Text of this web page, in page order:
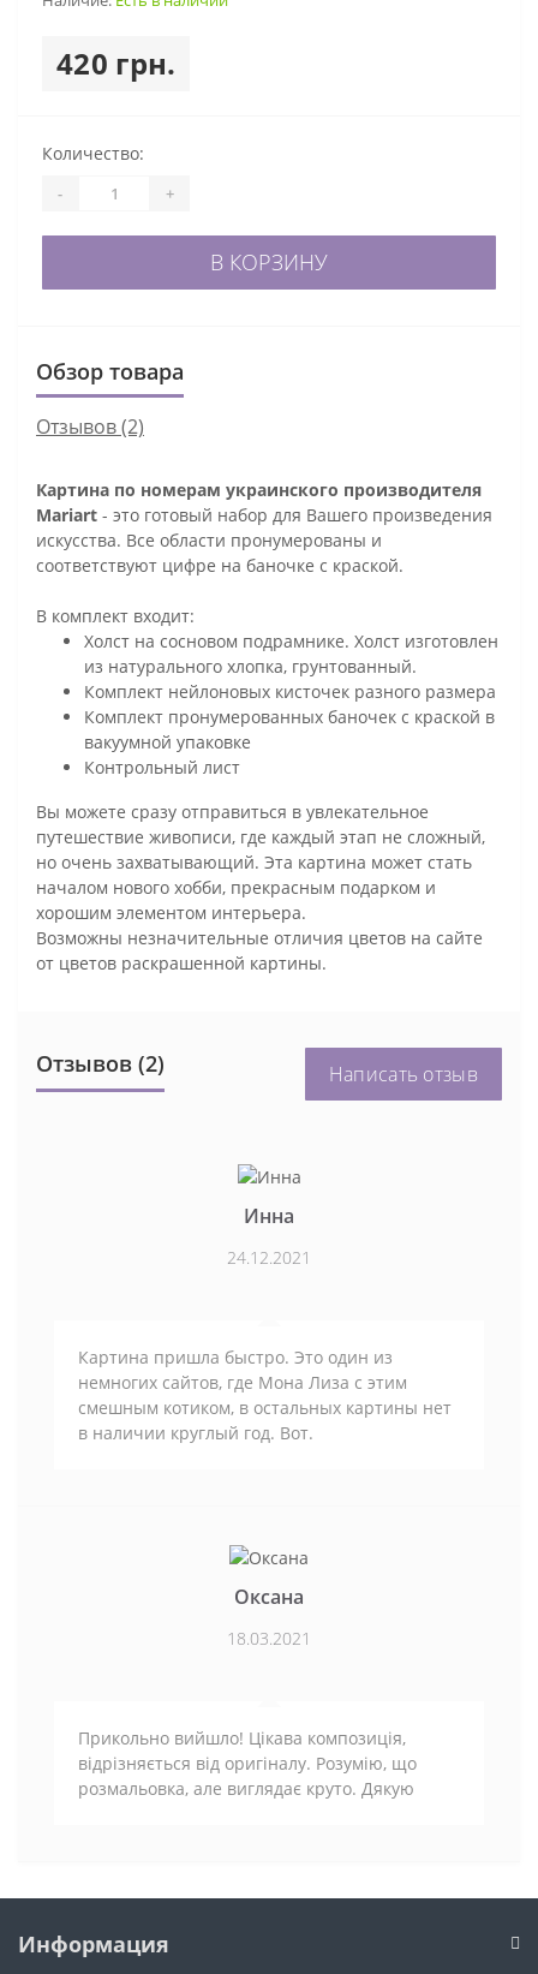
420 грн.
Количество:
- +
В КОРЗИНУ
Обзор товара
Отзывов (2)
Картина по номерам украинского производителя
Mariart - это готовый набор для Вашего произведения
искусства. Все области пронумерованы и
соответствуют цифре на баночке с краской.
В комплект входит:
Холст на сосновом подрамнике. Холст изготовлен
из натурального хлопка, грунтованный.
Комплект нейлоновых кисточек разного размера
Комплект пронумерованных баночек с краской в
вакуумной упаковке
Контрольный лист
Вы можете сразу отправиться в увлекательное
путешествие живописи, где каждый этап не сложный,
но очень захватывающий. Эта картина может стать
началом нового хобби, прекрасным подарком и
хорошим элементом интерьера.
Возможны незначительные отличия цветов на сайте
от цветов раскрашенной картины.
Отзывов (2) Написать отзыв
Инна
24.12.2021
Картина пришла быстро. Это один из
немногих сайтов, где Мона Лиза с этим
смешным котиком, в остальных картины нет
в наличии круглый год. Вот.
Оксана
18.03.2021
Прикольно вийшло! Цікава композиція,
відрізняється від оригіналу. Розумію, що
розмальовка, але виглядає круто. Дякую
Информация